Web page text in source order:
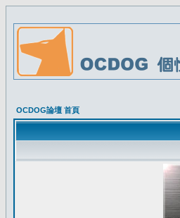
OCDOG論壇 首頁